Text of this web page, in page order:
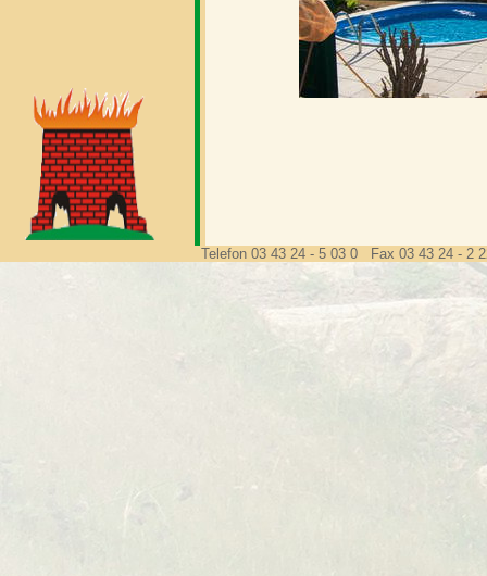
Telefon 03 43 24 - 5 03 0 Fax 03 43 24 - 2